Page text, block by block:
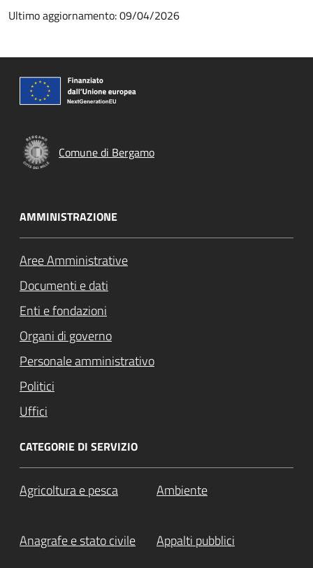
Ultimo aggiornamento: 09/04/2026
Comune di Bergamo
AMMINISTRAZIONE
Aree Amministrative
Documenti e dati
Enti e fondazioni
Organi di governo
Personale amministrativo
Politici
Uffici
CATEGORIE DI SERVIZIO
Agricoltura e pesca Ambiente
Anagrafe e stato civile Appalti pubblici